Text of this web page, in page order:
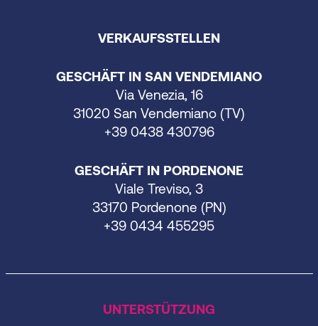
VERKAUFSSTELLEN
GESCHÄFT IN SAN VENDEMIANO
Via Venezia, 16
31020 San Vendemiano (TV)
+39 0438 430796
GESCHÄFT IN PORDENONE
Viale Treviso, 3
33170 Pordenone (PN)
+39 0434 455295
UNTERSTÜTZUNG